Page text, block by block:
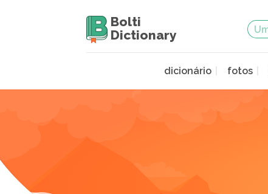
Bolti
Dictionary
dicionário fotos